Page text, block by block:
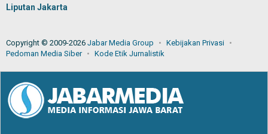
Liputan Jakarta
Copyright © 2009-2026 Jabar Media Group
Kebijakan Privasi
Pedoman Media Siber
Kode Etik Jurnalistik